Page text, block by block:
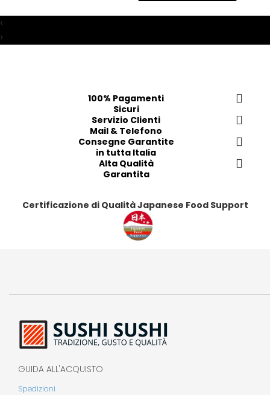
f
r
i
t
‹
›
100% Pagamenti
Sicuri
Servizio Clienti
Mail & Telefono
Consegne Garantite
in tutta Italia
Alta Qualità
Garantita
Certificazione di Qualità Japanese Food Support
GUIDA ALL'ACQUISTO
Spedizioni